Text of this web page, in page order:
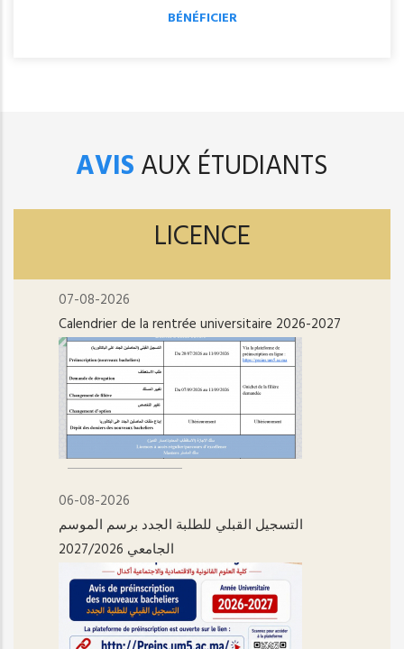
BÉNÉFICIER
AVISAUX ÉTUDIANTS
LICENCE
07-08-2026
Calendrier de la rentrée universitaire 2026-2027
06-08-2026
التسجيل القبلي للطلبة الجدد برسم الموسم
الجامعي 2027/2026